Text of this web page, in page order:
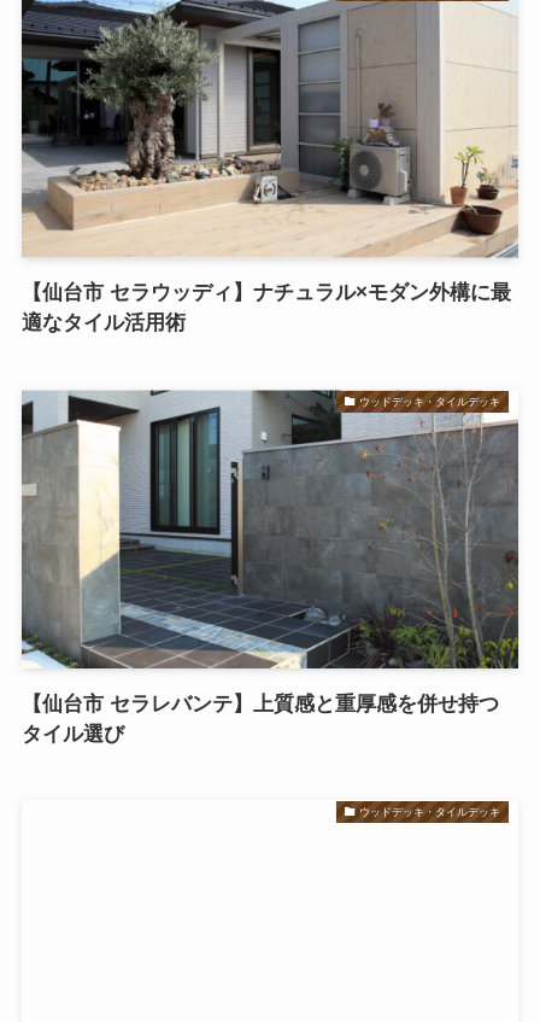
【仙台市 セラウッディ】ナチュラル×モダン外構に最
適なタイル活用術
ウッドデッキ・タイルデッキ
【仙台市 セラレバンテ】上質感と重厚感を併せ持つ
タイル選び
ウッドデッキ・タイルデッキ